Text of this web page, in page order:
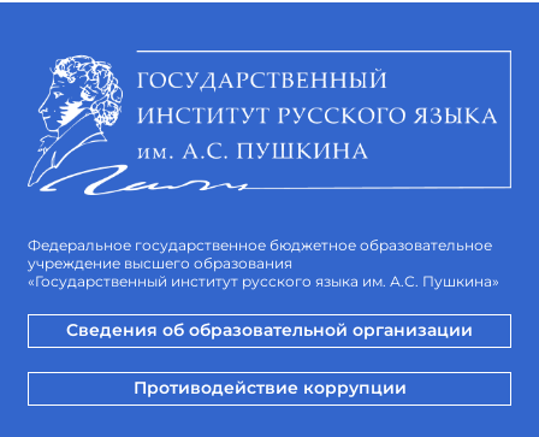
Федеральное государственное бюджетное образовательное
учреждение высшего образования
«Государственный институт русского языка им. А.С. Пушкина»
Сведения об образовательной организации
Противодействие коррупции